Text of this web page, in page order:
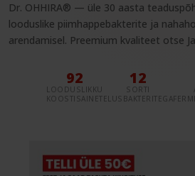
Dr. OHHIRA® — üle 30 aasta
looduslike piimhappebakterite ja
arendamisel. Preemium kvaliteet otse
92
LOODUSLIKKU
KOOSTISAINET
12
SORTI
ELUSBAKTERITEGA